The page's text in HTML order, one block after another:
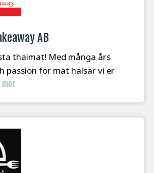
AB
thaimat! Med många års
passion för mat hälsar vi er
mer